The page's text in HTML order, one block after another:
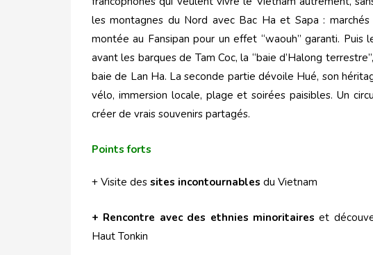
les montagnes du Nord avec Bac Ha et Sapa :
montée au Fansipan pour un effet “waouh” garanti. Puis
avant les barques de Tam Coc, la “baie d’Halong
baie de Lan Ha. La seconde partie dévoile Hué, son
vélo, immersion locale, plage et soirées paisibles. Un
créer de vrais souvenirs partagés.
Points forts
+ Visite des sites incontournables du Vietnam
+ Rencontre avec des ethnies minoritaires et
Haut Tonkin